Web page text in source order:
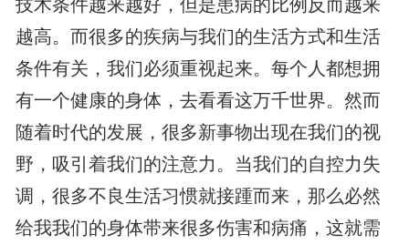
技术条件越来越好，但是患病的比例反而越来
越高。而很多的疾病与我们的生活方式和生活
条件有关，我们必须重视起来。每个人都想拥
有一个健康的身体，去看看这万千世界。然而
随着时代的发展，很多新事物出现在我们的视
野，吸引着我们的注意力。当我们的自控力失
调，很多不良生活习惯就接踵而来，那么必然
给我我们的身体带来很多伤害和病痛，这就需